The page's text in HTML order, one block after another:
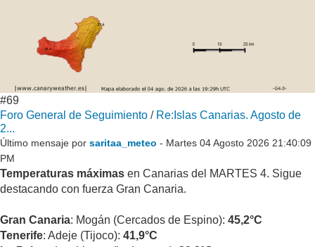
#69
Foro General de Seguimiento / Re:Islas Canarias. Agosto de
2...
Último mensaje por saritaa_meteo - Martes 04 Agosto 2026 21:40:09
PM
Temperaturas máximas en Canarias del MARTES 4. Sigue
destacando con fuerza Gran Canaria.
Gran Canaria: Mogán (Cercados de Espino): 45,2°C
Tenerife: Adeje (Tijoco): 41,9°C